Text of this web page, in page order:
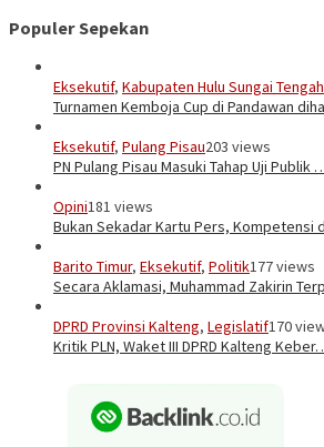
Populer Sepekan
Eksekutif, Kabupaten Hulu Sungai Tengah
Turnamen Kemboja Cup di Pandawan
Eksekutif, Pulang Pisau203 views
PN Pulang Pisau Masuki Tahap Uji Publik
Opini181 views
Bukan Sekadar Kartu Pers, Kompetensi
Barito Timur, Eksekutif, Politik177 views
Secara Aklamasi, Muhammad Zakirin
DPRD Provinsi Kalteng, Legislatif170
Kritik PLN, Waket III DPRD Kalteng